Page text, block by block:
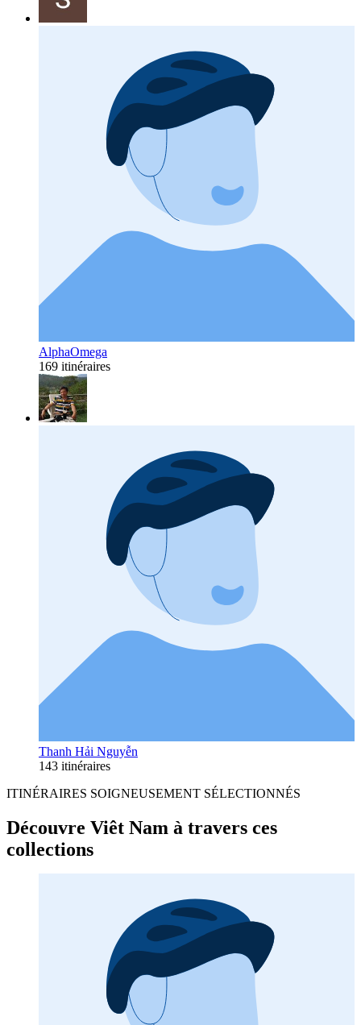
AlphaOmega
169 itinéraires
Thanh Hải Nguyễn
143 itinéraires
ITINÉRAIRES SOIGNEUSEMENT SÉLECTIONNÉS
Découvre Viêt Nam à travers ces
collections